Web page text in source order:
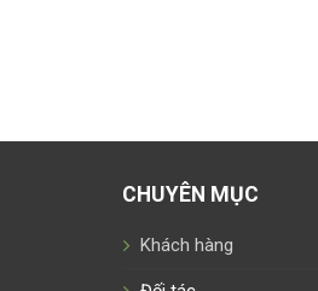
CHUYÊN MỤC
Khách hàng